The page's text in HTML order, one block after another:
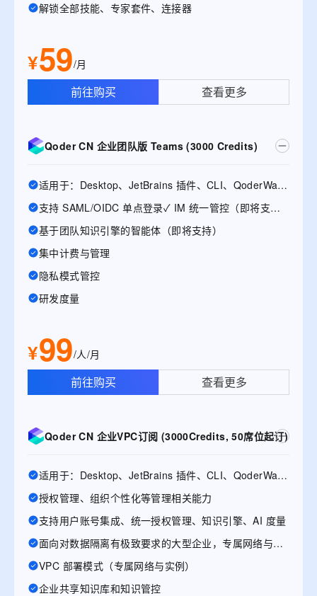
解锁全部技能、专家套件、连接器
¥59/月
前往购买 查看更多
Qoder CN 企业团队版 Teams (3000 Credits)
适用于：Desktop、JetBrains 插件、CLI、QoderWake、Mobile
支持 SAML/OIDC 单点登录✓ IM 统一管控（即将支持）
基于团队知识引擎的智能体（即将支持）
集中计费与管理
隐私模式管控
研发度量
¥99/人/月
前往购买 查看更多
Qoder CN 企业VPC订阅 (3000Credits, 50席位起订)
适用于：Desktop、JetBrains 插件、CLI、QoderWake、Mobile
授权管理、组织个性化等管理相关能力
支持用户账号集成、统一授权管理、知识引擎、AI 度量
面向对数据隔离有极致要求的大型企业，专属网络与实例
VPC 部署模式（专属网络与实例）
企业共享知识库和知识管控